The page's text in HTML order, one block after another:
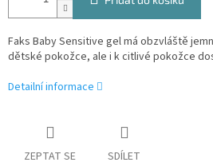
Faks Baby Sensitive gel má obzvláště
dětské pokožce, ale i k citlivé pokožce
Detailní informace
ZEPTAT SE SDÍLET